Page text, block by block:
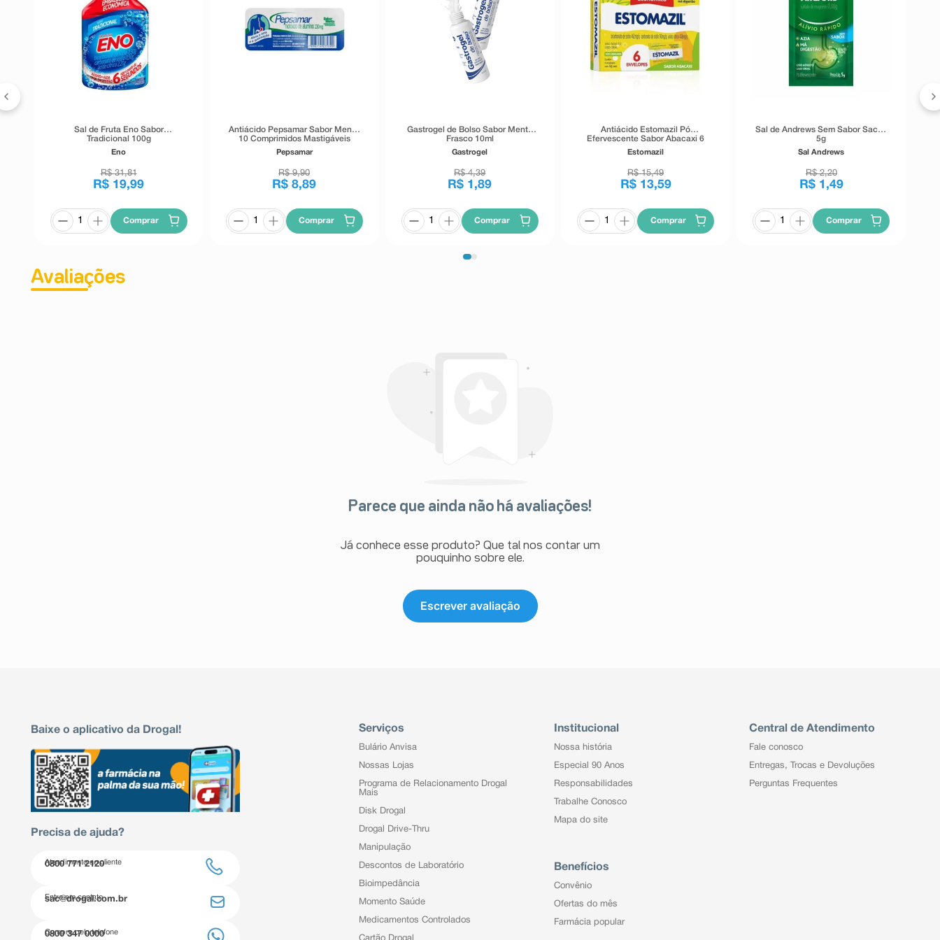
Sal de Fruta Eno Sabor
Tradicional 100g
Eno
R$ 31,81
R$ 19,99
Comprar
Antiácido Pepsamar Sabor Menta
10 Comprimidos Mastigáveis
Pepsamar
R$ 9,90
R$ 8,89
Comprar
Gastrogel de Bolso Sabor Menta
Frasco 10ml
Gastrogel
R$ 4,39
R$ 1 ,89
Comprar
Antiácido Estomazil Pó
Efervescente Sabor Abacaxi 6
Sachês
Estomazil
R$ 15,49
R$ 13,59
Comprar
Sal de Andrews Sem Sabor Sachê
5g
Sal Andrews
R$ 2,20
R$ 1 ,49
Comprar
Avaliações
Parece que ainda não há avaliações!
Já conhece esse produto? Que tal nos contar um
pouquinho sobre ele.
Escrever avaliação
Baixe o aplicativo da Drogal!
Precisa de ajuda?
Atendimento ao cliente
0800 771 2120
Entre em contato
sac@drogal.com.br
Compre pelo telefone
0800 347 0000
Serviços
Bulário Anvisa
Nossas Lojas
Programa de Relacionamento Drogal
Mais
Disk Drogal
Drogal Drive-Thru
Manipulação
Descontos de Laboratório
Bioimpedância
Momento Saúde
Medicamentos Controlados
Institucional
Nossa história
Especial 90 Anos
Responsabilidades
Trabalhe Conosco
Mapa do site
Benefícios
Convênio
Ofertas do mês
Farmácia popular
Central de Atendimento
Fale conosco
Entregas, Trocas e Devoluções
Perguntas Frequentes